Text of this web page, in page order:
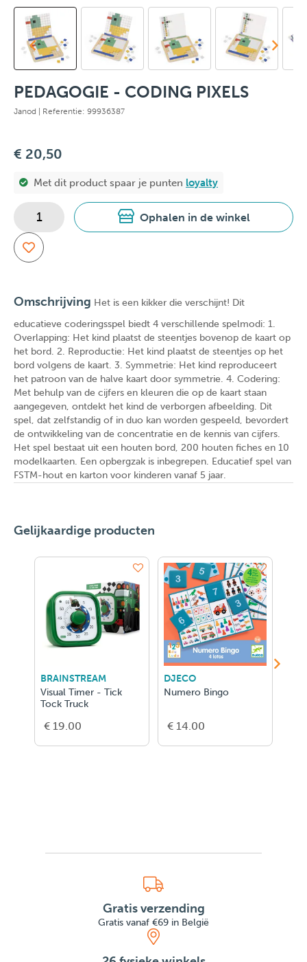
PEDAGOGIE - CODING PIXELS
Janod | Referentie: 99936387
€ 20,50
Met dit product spaar je punten loyalty
Ophalen in de winkel
Omschrijving Het is een kikker die verschijnt! Dit
educatieve coderingsspel biedt 4 verschillende spelmodi: 1.
Overlapping: Het kind plaatst de steentjes bovenop de kaart op
het bord. 2. Reproductie: Het kind plaatst de steentjes op het
bord volgens de kaart. 3. Symmetrie: Het kind reproduceert
het patroon van de halve kaart door symmetrie. 4. Codering:
Met behulp van de cijfers en kleuren die op de kaart staan
aangegeven, ontdekt het kind de verborgen afbeelding. Dit
spel, dat zelfstandig of in duo kan worden gespeeld, bevordert
de ontwikkeling van de concentratie en de kennis van cijfers.
Het spel bestaat uit een houten bord, 200 houten fiches en 10
modelkaarten. Een opbergzak is inbegrepen. Educatief spel van
FSTM-hout en karton voor kinderen vanaf 5 jaar.
Gelijkaardige producten
BRAINSTREAM
Visual Timer - Tick
Tock Truck
€ 19.00
DJECO
Numero Bingo
€ 14.00
Gratis verzending
Gratis vanaf €69 in België